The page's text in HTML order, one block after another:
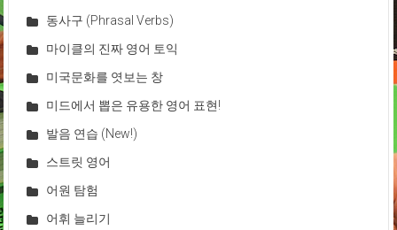
동사구 (Phrasal Verbs)
마이클의 진짜 영어 토익
미국문화를 엿보는 창
미드에서 뽑은 유용한 영어 표현!
발음 연습 (New!)
스트릿 영어
어원 탐험
어휘 늘리기